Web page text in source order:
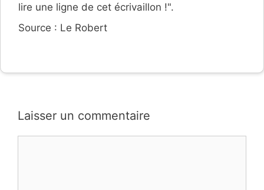
lire une ligne de cet écrivaillon !".
Source : Le Robert
Laisser un commentaire